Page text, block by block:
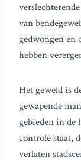
van
gedwongen en
hebben
Het geweld is
gewapende
gebieden in de
controle staat,
verlaten